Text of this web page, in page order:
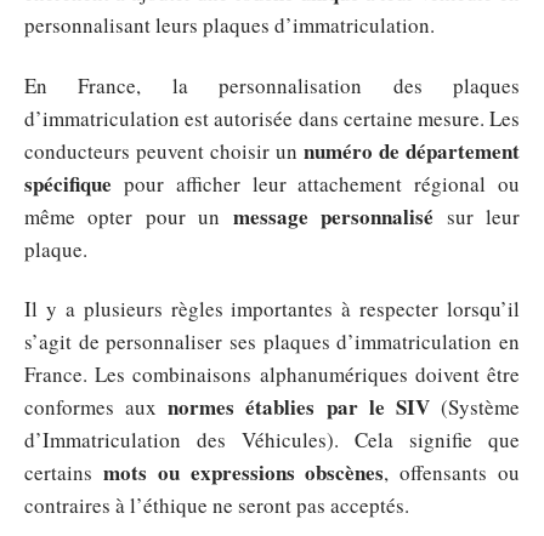
personnalisant leurs plaques d’immatriculation.
En France, la personnalisation des plaques
d’immatriculation est autorisée dans certaine mesure. Les
conducteurs peuvent choisir un numéro de département
spécifique pour afficher leur attachement régional ou
même opter pour un message personnalisé sur leur
plaque.
Il y a plusieurs règles importantes à respecter lorsqu’il
s’agit de personnaliser ses plaques d’immatriculation en
France. Les combinaisons alphanumériques doivent être
conformes auxnormes établies par le SIV(Système
d’Immatriculation des Véhicules). Cela signifie que
certains mots ou expressions obscènes, offensants ou
contraires à l’éthique ne seront pas acceptés.